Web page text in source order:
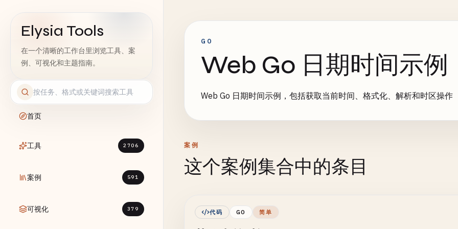
Elysia Tools
在一个清晰的工作台里浏览工具、案
例、可视化和主题指南。
首页
工具 2706
案例 591
可视化 379
GO
Web Go 日期时间示例
Web Go 日期时间示例，包括获取当前时间、格式化、解析和时区操作
案例
这个案例集合中的条目
代码 GO 简单